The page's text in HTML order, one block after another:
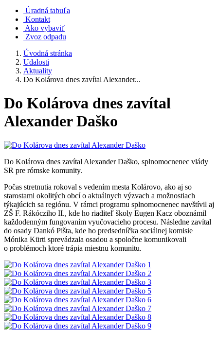
Úradná tabuľa
Kontakt
Ako vybaviť
Zvoz odpadu
Úvodná stránka
Udalosti
Aktuality
Do Kolárova dnes zavítal Alexander...
Do Kolárova dnes zavítal
Alexander Daško
Do Kolárova dnes zavítal Alexander Daško, splnomocnenec vlády
SR pre rómske komunity.
Počas stretnutia rokoval s vedením mesta Kolárovo, ako aj so
starostami okolitých obcí o aktuálnych výzvach a možnostiach
týkajúcich sa regiónu. V rámci programu splnomocnenec navštívil aj
ZŠ F. Rákócziho II., kde ho riaditeľ školy Eugen Kacz oboznámil
každodenným fungovaním vyučovacieho procesu. Následne zavítal
do osady Dankó Pišta, kde ho predsedníčka sociálnej komisie
Mónika Kürti sprevádzala osadou a spoločne komunikovali
o problémoch ktoré trápia miestnu komunitu.